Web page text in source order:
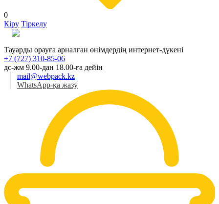
0
Кіру Тіркелу
Тауарды орауға арналған өнімдердің интернет-дүкені
+7 (727) 310-85-06
дс-жм 9.00-дан 18.00-ға дейін
mail@webpack.kz
WhatsApp-қа жазу